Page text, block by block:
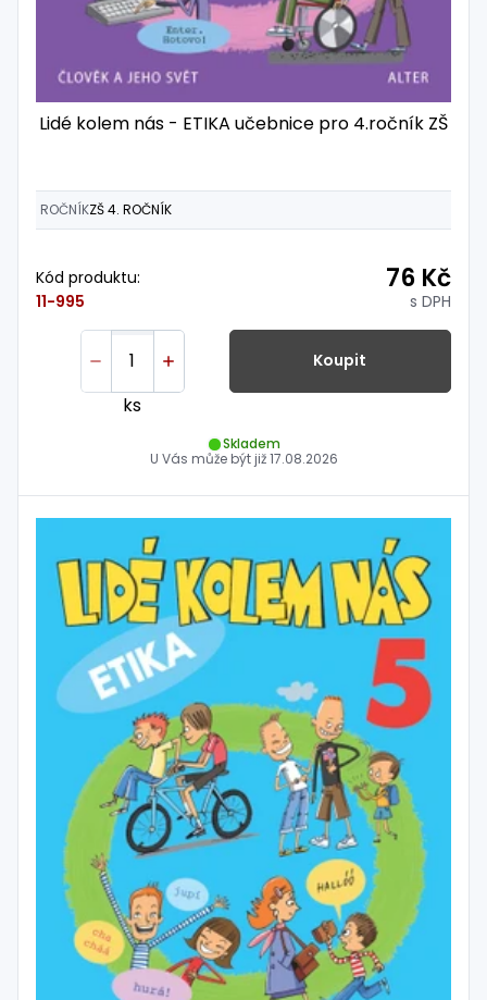
Lidé kolem nás - ETIKA učebnice pro 4.ročník ZŠ
ROČNÍKZŠ 4. ROČNÍK
Kód produktu:
11-995
76 Kč
s DPH
ks
Koupit
Skladem
U Vás může být již17.08.2026